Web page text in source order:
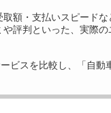
額・支払いスピード
評判といった、実際
ビスを比較し、「自動